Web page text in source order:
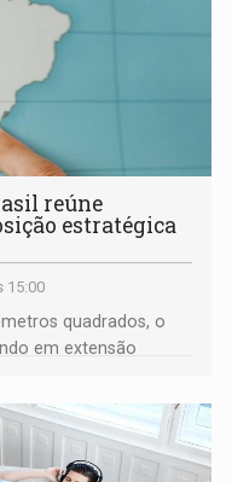
reúne
estratégica
15:00
quadrados, o
em extensão